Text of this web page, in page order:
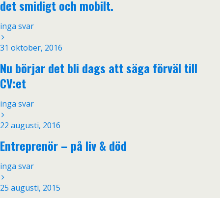
det smidigt och mobilt.
inga svar
31 oktober, 2016
Nu börjar det bli dags att säga förväl till
CV:et
inga svar
22 augusti, 2016
Entreprenör – på liv & död
inga svar
25 augusti, 2015